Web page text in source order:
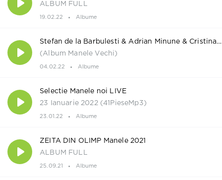
ALBUM FULL
19.02.22 Albume
Stefan de la Barbulesti & Adrian Minune & Cristina Ioana - Daca Nu Te Vad O Zi
(Album Manele Vechi)
04.02.22 Albume
Selectie Manele noi LIVE
23 Ianuarie 2022 (41PieseMp3)
23.01.22 Albume
ZEITA DIN OLIMP Manele 2021
ALBUM FULL
25.09.21 Albume